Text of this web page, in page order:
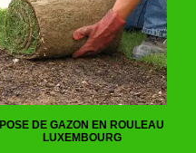
POSE DE GAZON EN ROULEAU
LUXEMBOURG